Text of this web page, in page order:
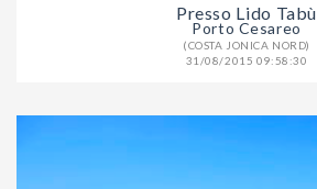
Presso Lido Tabù
Porto Cesareo
(COSTA JONICA NORD)
31/08/2015 09:58:30